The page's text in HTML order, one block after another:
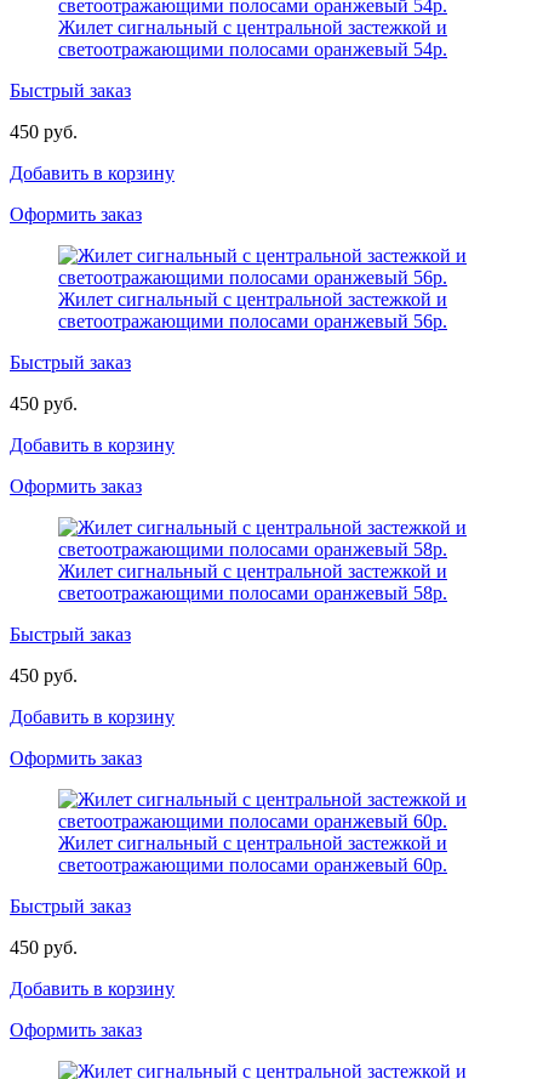
Жилет сигнальный с центральной застежкой и
светоотражающими полосами оранжевый 54р.
Быстрый заказ
450 руб.
Добавить в корзину
Оформить заказ
Жилет сигнальный с центральной застежкой и
светоотражающими полосами оранжевый 56р.
Быстрый заказ
450 руб.
Добавить в корзину
Оформить заказ
Жилет сигнальный с центральной застежкой и
светоотражающими полосами оранжевый 58р.
Быстрый заказ
450 руб.
Добавить в корзину
Оформить заказ
Жилет сигнальный с центральной застежкой и
светоотражающими полосами оранжевый 60р.
Быстрый заказ
450 руб.
Добавить в корзину
Оформить заказ